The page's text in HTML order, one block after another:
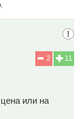
11
2
или на